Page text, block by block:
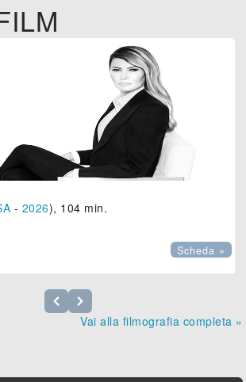
- 2026), 104 min.
Scheda »
Vai alla filmografia completa »